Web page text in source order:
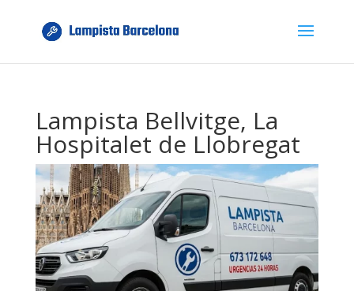
Lampista Bellvitge, La
Hospitalet de Llobregat